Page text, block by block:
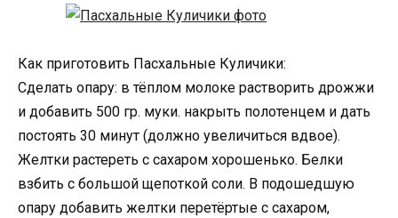
Как приготовить Пасхальные Куличики:
Сделать опару: в тёплом молоке растворить дрожжи
и добавить 500 гр. муки. накрыть полотенцем и дать
постоять 30 минут (должно увеличиться вдвое).
Желтки растереть с сахаром хорошенько. Белки
взбить с большой щепоткой соли. В подошедшую
опару добавить желтки перетёртые с сахаром,